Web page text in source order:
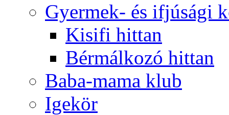
Gyermek- és ifjúsági
Kisifi hittan
Bérmálkozó hittan
Baba-mama klub
Igekör